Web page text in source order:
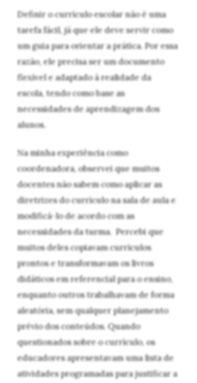
Definir o currículo escolar não é uma
tarefa fácil, já que ele deve servir como
um guia para orientar a prática. Por essa
razão, ele precisa ser um documento
flexível e adaptado à realidade da
escola, tendo como base as
necessidades de aprendizagem dos
alunos.
Na minha experiência como
coordenadora, observei que muitos
docentes não sabem como aplicar as
diretrizes do currículo na sala de aula e
modificá-lo de acordo com as
necessidades da turma. Percebi que
muitos deles copiavam currículos
prontos e transformavam os livros
didáticos em referencial para o ensino,
enquanto outros trabalhavam de forma
aleatória, sem qualquer planejamento
prévio dos conteúdos. Quando
questionados sobre o currículo, os
educadores apresentavam uma lista de
atividades programadas para justificar a